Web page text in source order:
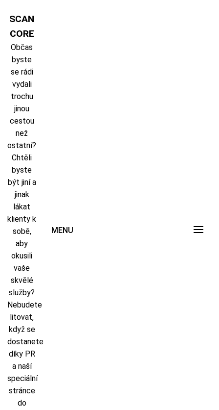
content
SCAN
CORE
Občas
byste
se rádi
vydali
trochu
jinou
cestou
než
ostatní?
Chtěli
byste
být jiní a
jinak
lákat
klienty k
sobě,
aby
okusili
vaše
skvělé
služby?
Nebudete
litovat,
když se
dostanete
díky PR
a naší
speciální
stránce
do
MENU